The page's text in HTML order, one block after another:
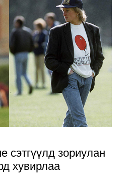
сэтгүүлд зориулан
хувирлаа